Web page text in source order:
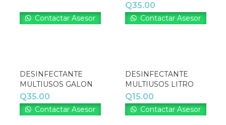
Contactar Asesor
Q35.00
Contactar Asesor
DESINFECTANTE
MULTIUSOS GALON
Q35.00
Contactar Asesor
DESINFECTANTE
MULTIUSOS LITRO
Q15.00
Contactar Asesor